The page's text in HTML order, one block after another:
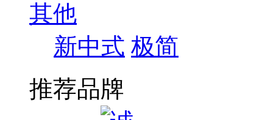
其他
新中式 极简
推荐品牌